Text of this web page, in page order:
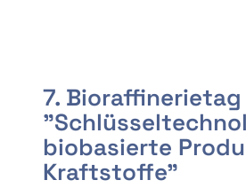
7. Bioraffinerietag
biobasierte
Kraftstoffe"